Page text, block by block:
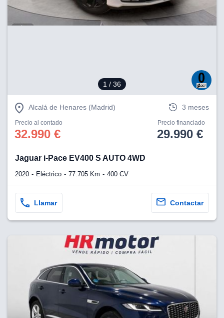
1 / 36
Alcalá de Henares (Madrid) 3 meses
Precio al contado
32.990 €
Precio financiado
29.990 €
Jaguar i-Pace EV400 S AUTO 4WD
2020 Eléctrico 77.705 Km 400 CV
Llamar Contactar